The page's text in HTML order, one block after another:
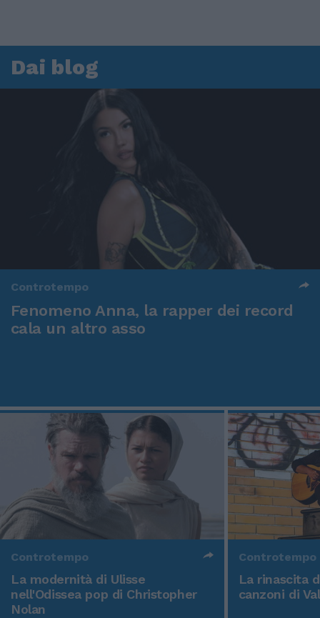
Dai blog
Controtempo
Fenomeno Anna, la rapper dei record
cala un altro asso
Controtempo
La modernità di Ulisse
nell'Odissea pop di Christopher
Nolan
Controtempo
La rinascita
canzoni di